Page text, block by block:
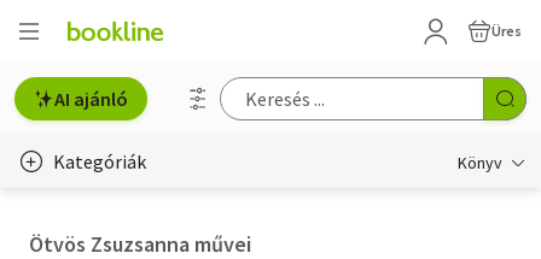
Üres
AI ajánló
Kategóriák Könyv
Ötvös Zsuzsanna művei